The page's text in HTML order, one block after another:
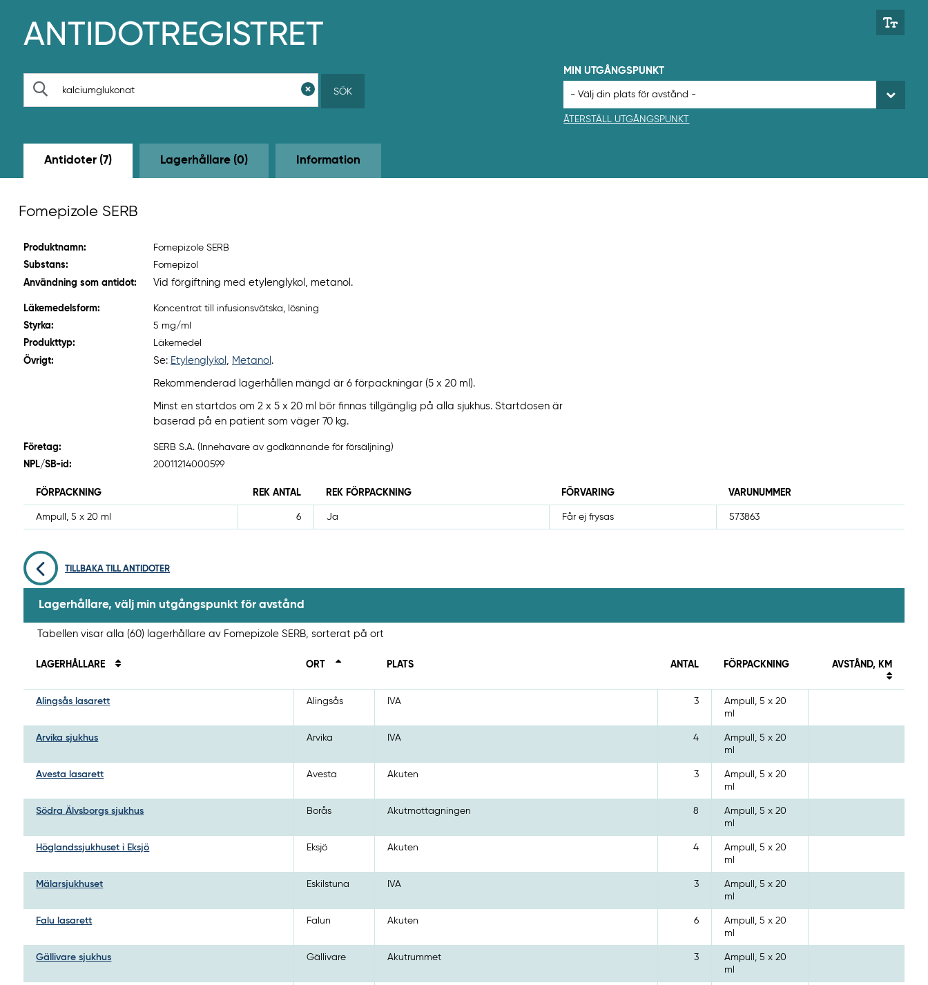
p
d
n
å
l
e
SÖK
MIN UTGÅNGSPUNKT
ÅTERSTÄLL UTGÅNGSPUNKT
Antidoter (7) Lagerhållare (0) Information
Fomepizole SERB
Produktnamn:
Fomepizole SERB
Substans:
Fomepizol
Användning som antidot:
Vid förgiftning med etylenglykol, metanol.
Läkemedelsform:
Koncentrat till infusionsvätska, lösning
Styrka:
5 mg/ml
Produkttyp:
Läkemedel
Övrigt:
Se: Etylenglykol , Metanol .
Rekommenderad lagerhållen mängd är 6 förpackningar (5 x 20 ml).
Minst en startdos om 2 x 5 x 20 ml bör finnas tillgänglig på alla sjukhus. Startdosen är
baserad på en patient som väger 70 kg.
Företag:
SERB S.A. (Innehavare av godkännande för försäljning)
NPL/SB-id:
20011214000599
FÖRPACKNING REK ANTAL REK FÖRPACKNING FÖRVARING VARUNUMMER
Ampull, 5 x 20 ml 6 Ja Får ej frysas 573863
TILLBAKA TILL ANTIDOTER
Lagerhållare, välj min utgångspunkt för avstånd
Tabellen visar alla (60) lagerhållare av Fomepizole SERB, sorterat på ort
LAGERHÅLLARE ORT PLATS ANTAL FÖRPACKNING AVSTÅND, KM
Alingsås lasarett Alingsås IVA 3
Ampull, 5 x 20
ml
Arvika sjukhus Arvika IVA 4
Ampull, 5 x 20
ml
Avesta lasarett Avesta Akuten 3
Ampull, 5 x 20
ml
Södra Älvsborgs sjukhus Borås Akutmottagningen 8
Ampull, 5 x 20
ml
Höglandssjukhuset i Eksjö Eksjö Akuten 4
Ampull, 5 x 20
ml
Mälarsjukhuset Eskilstuna IVA 3
Ampull, 5 x 20
ml
Falu lasarett Falun Akuten 6
Ampull, 5 x 20
ml
Gällivare sjukhus Gällivare Akutrummet 3
Ampull, 5 x 20
ml